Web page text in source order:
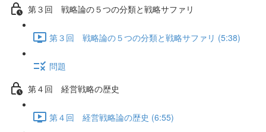
第３回 戦略論の５つの分類と戦略サファリ
第３回 戦略論の５つの分類と戦略サファリ (5:38)
問題
第４回 経営戦略の歴史
第４回 経営戦略論の歴史 (6:55)